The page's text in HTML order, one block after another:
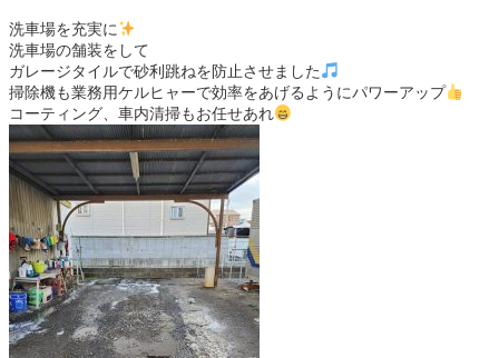
洗車場を充実に
洗車場の舗装をして
ガレージタイルで砂利跳ねを防止させました
掃除機も業務用ケルヒャーで効率をあげるようにパワーアップ
コーティング、車内清掃もお任せあれ